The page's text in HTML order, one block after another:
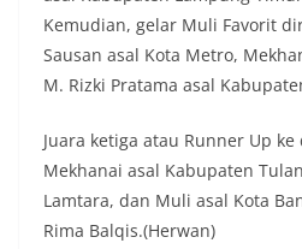
Kemudian, gelar Muli Favorit
Sausan asal Kota Metro,
M. Rizki Pratama asal
Juara ketiga atau Runner Up
Mekhanai asal Kabupaten
Lamtara, dan Muli asal Kota
Rima Balqis.(Herwan)